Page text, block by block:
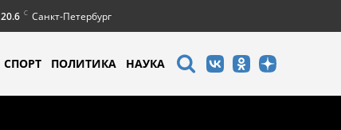
20.6 C Санкт-Петербург
СПОРТ ПОЛИТИКА НАУКА